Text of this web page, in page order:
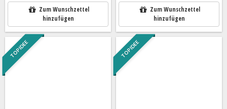
Zum Wunschzettel
hinzufügen
Zum Wunschzettel
hinzufügen
TOP IDEE TOP IDEE